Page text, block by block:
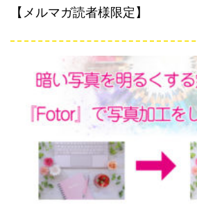
【メルマガ読者様限定】